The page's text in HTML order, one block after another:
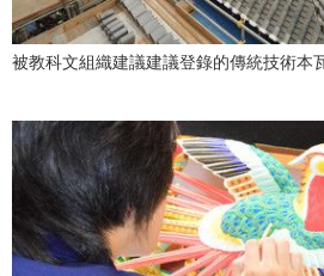
被教科文組織建議建議登錄的傳統技術本